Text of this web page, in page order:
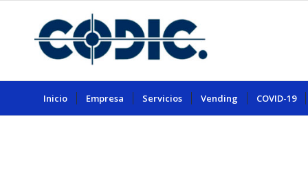
Inicio Empresa Servicios Vending COVID-19